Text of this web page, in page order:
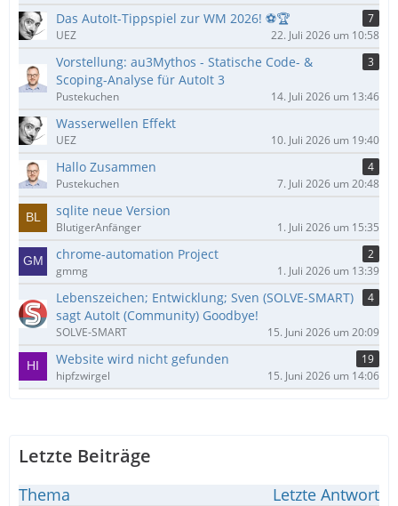
Das AutoIt-Tippspiel zur WM 2026! ⚽🏆
7
UEZ
22. Juli 2026 um 10:58
Vorstellung: au3Mythos - Statische Code- &
Scoping-Analyse für AutoIt 3
3
Pustekuchen 14. Juli 2026 um 13:46
Wasserwellen Effekt
UEZ 10. Juli 2026 um 19:40
Hallo Zusammen
4
Pustekuchen
7. Juli 2026 um 20:48
sqlite neue Version
BlutigerAnfänger 1. Juli 2026 um 15:35
chrome-automation Project
2
gmmg
1. Juli 2026 um 13:39
Lebenszeichen; Entwicklung; Sven (SOLVE-SMART)
sagt AutoIt (Community) Goodbye!
4
SOLVE-SMART 15. Juni 2026 um 20:09
Website wird nicht gefunden
19
hipfzwirgel
15. Juni 2026 um 14:06
Letzte Beiträge
Thema Letzte Antwort